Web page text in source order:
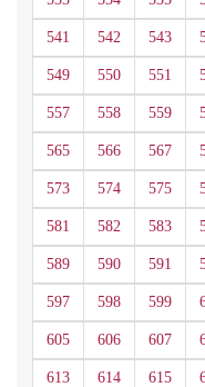
541 542 543
549 550 551
557 558 559
565 566 567
573 574 575
581 582 583
589 590 591
597 598 599
605 606 607
613 614 615